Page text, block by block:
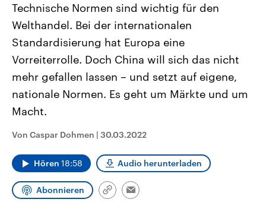
Landtagswahl Sachsen-Anhalt
2026
Alle Informationen
Sachsen-Anhalt wählt am 6.
September 2026 einen neuen
Landtag. Seit 2021 wird das
Bundesland von einer Koalition aus
CDU, SPD und FDP regiert.-
Umfragen, Prognosen,
Wahlprogramme, aktuelle Berichte
und Hintergründe zu den Parteien
Wahl.
Aktuelle Beiträge,
Hintergründe
Wirtschaftlich und
gehören die Vereinigten
den mächtigsten Ländern
mit großem Einfluss auf
aktuelle Weltgeschehen.
Sendungen
Technische Normen sind wichtig für den
Welthandel. Bei der internationalen
Standardisierung hat Europa eine
Vorreiterrolle. Doch China will sich das nicht
mehr gefallen lassen – und setzt auf eigene,
nationale Normen. Es geht um Märkte und um
Macht.
Von Caspar Dohmen | 30.03.2022
Hören 18:58 Audio herunterladen
Abonnieren
Link
Email